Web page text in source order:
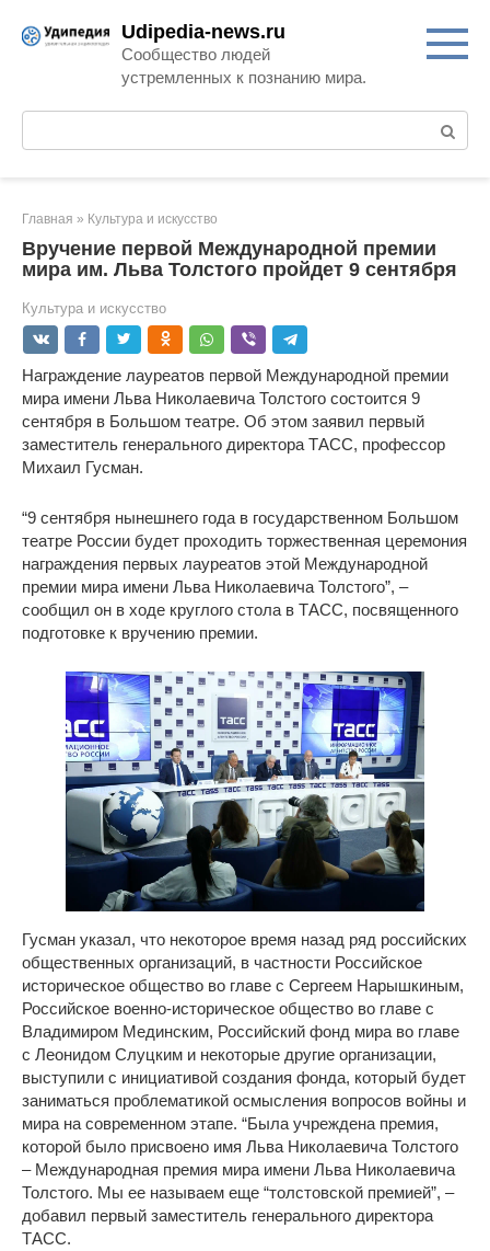
Udipedia-news.ru
Сообщество людей
устремленных к познанию мира.
Главная » Культура и искусство
Вручение первой Международной премии
мира им. Льва Толстого пройдет 9 сентября
Культура и искусство
Награждение лауреатов первой Международной премии
мира имени Льва Николаевича Толстого состоится 9
сентября в Большом театре. Об этом заявил первый
заместитель генерального директора ТАСС, профессор
Михаил Гусман.
“9 сентября нынешнего года в государственном Большом
театре России будет проходить торжественная церемония
награждения первых лауреатов этой Международной
премии мира имени Льва Николаевича Толстого”, –
сообщил он в ходе круглого стола в ТАСС, посвященного
подготовке к вручению премии.
Гусман указал, что некоторое время назад ряд российских
общественных организаций, в частности Российское
историческое общество во главе с Сергеем Нарышкиным,
Российское военно-историческое общество во главе с
Владимиром Мединским, Российский фонд мира во главе
с Леонидом Слуцким и некоторые другие организации,
выступили с инициативой создания фонда, который будет
заниматься проблематикой осмысления вопросов войны и
мира на современном этапе. “Была учреждена премия,
которой было присвоено имя Льва Николаевича Толстого
– Международная премия мира имени Льва Николаевича
Толстого. Мы ее называем еще “толстовской премией”, –
добавил первый заместитель генерального директора
ТАСС.